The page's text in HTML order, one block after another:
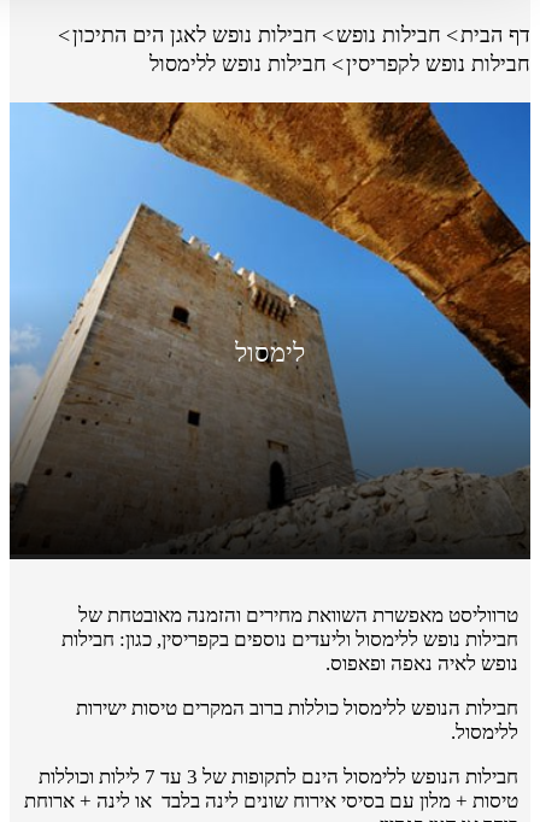
דף הבית חבילות נופש
חבילות נופש לאגן הים התיכון
חבילות נופש לקפריסין
חבילות נופש ללימסול
לימסול
טרווליסט מאפשרת השוואת מחירים והזמנה מאובטחת של
חבילות נופש ללימסול וליעדים נוספים בקפריסין, כגון: חבילות
נופש לאיה נאפה ופאפוס.
חבילות הנופש ללימסול כוללות ברוב המקרים טיסות ישירות
ללימסול.
חבילות הנופש ללימסול הינם לתקופות של 3 עד 7 לילות וכוללות
טיסות + מלון עם בסיסי אירוח שונים לינה בלבד או לינה + ארוחת